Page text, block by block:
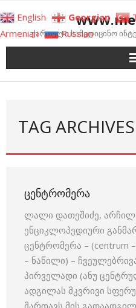
to
contentქართული სამედიცინო
TAG
ᲪᲔᲜᲢᲠᲝᲛᲔᲠᲐ
ლალი დათეშიძე, არჩილ
ენციკლოპედიური
ცენტრომერა – (centrum
– ნაწილი) –
პირველადი (ანუ
ადგილას მკვრივი
მართავს მის
English Georgian
Armenian
Russian